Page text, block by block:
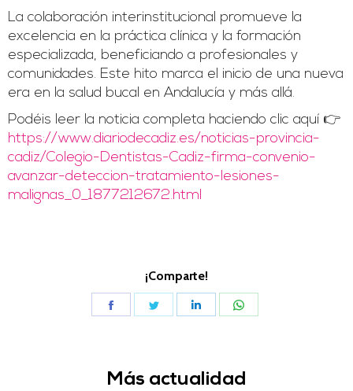
La colaboración interinstitucional promueve la
excelencia en la práctica clínica y la formación
especializada, beneficiando a profesionales y
comunidades. Este hito marca el inicio de una nueva
era en la salud bucal en Andalucía y más allá.
Podéis leer la noticia completa haciendo clic aquí 👉
https://www.diariodecadiz.es/noticias-provincia-
cadiz/Colegio-Dentistas-Cadiz-firma-convenio-
avanzar-deteccion-tratamiento-lesiones-
malignas_0_1877212672.html
¡Comparte!
Share
Share
Más actualidad